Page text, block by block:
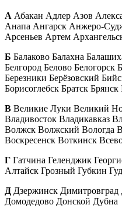
А Абакан Адлер Азов
Анапа Ангарск Анжеро-
Арсеньев Артем
Б Балаково Балахна
Белгород Белово Белогорск
Березники Берёзовский
Борисоглебск Братск
В Великие Луки Великий
Владивосток Владикавказ
Волжск Волжский Вологда
Воскресенск Воткинск
Г Гатчина Геленджик
Алтайск Грозный Губкин
Д Дзержинск
Домодедово Донской Дубна